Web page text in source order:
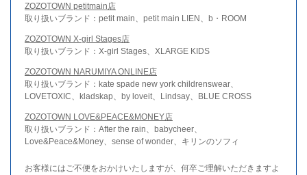
ZOZOTOWN petitmain店
取り扱いブランド：petit main、petit main LIEN、b・ROOM
ZOZOTOWN X-girl Stages店
取り扱いブランド：X-girl Stages、XLARGE KIDS
ZOZOTOWN NARUMIYA ONLINE店
取り扱いブランド：kate spade new york childrenswear、
LOVETOXIC、kladskap、by loveit、Lindsay、BLUE CROSS
ZOZOTOWN LOVE&PEACE&MONEY店
取り扱いブランド：After the rain、babycheer、
Love&Peace&Money、sense of wonder、キリンのソフィ
お客様にはご不便をおかけいたしますが、何卒ご理解いただきますよ